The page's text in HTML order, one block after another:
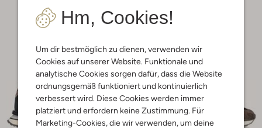
Hm, Cookies!
Um dir bestmöglich zu dienen, verwenden wir
Cookies auf unserer Website. Funktionale und
analytische Cookies sorgen dafür, dass die Website
ordnungsgemäß funktioniert und kontinuierlich
verbessert wird. Diese Cookies werden immer
platziert und erfordern keine Zustimmung. Für
Marketing-Cookies, die wir verwenden, um deine